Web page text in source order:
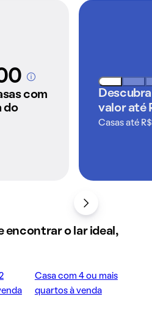
partir dos imóveis
anunciados pelo
com
do
valor até
Casas até
encontrar o lar ideal,
Casa com 4 ou mais
quartos à venda